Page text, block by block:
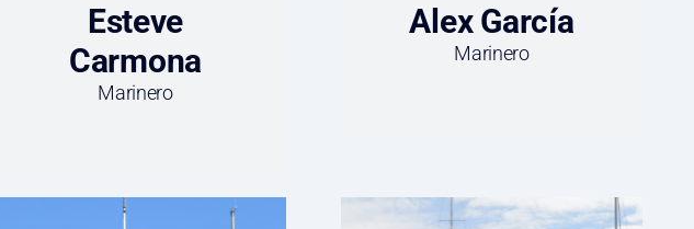
Esteve
Carmona
Marinero
Alex García
Marinero